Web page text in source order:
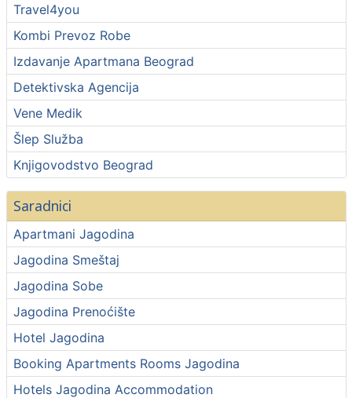
Travel4you
Kombi Prevoz Robe
Izdavanje Apartmana Beograd
Detektivska Agencija
Vene Medik
Šlep Služba
Knjigovodstvo Beograd
Saradnici
Apartmani Jagodina
Jagodina Smeštaj
Jagodina Sobe
Jagodina Prenoćište
Hotel Jagodina
Booking Apartments Rooms Jagodina
Hotels Jagodina Accommodation